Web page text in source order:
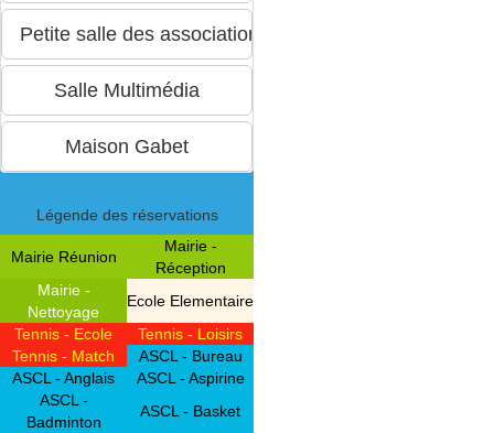
Légende des réservations
Mairie Réunion
Mairie -
Réception
Mairie -
Nettoyage
Ecole Elementaire
Tennis - Ecole
Tennis - Loisirs
Tennis - Match
ASCL - Bureau
ASCL - Anglais
ASCL - Aspirine
ASCL -
Badminton
ASCL - Basket